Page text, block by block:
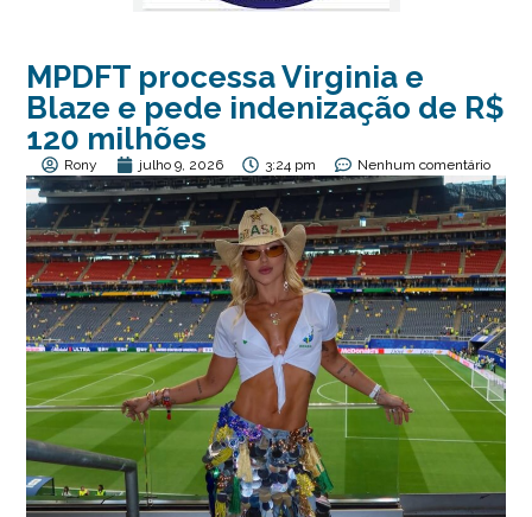
MPDFT processa Virginia e
Blaze e pede indenização de R$
120 milhões
Rony julho 9, 2026 3:24 pm Nenhum comentário